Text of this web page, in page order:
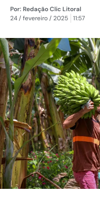
Por:Redação Clic Litoral
24 / fevereiro / 2025
11:57